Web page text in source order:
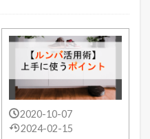
2020-10-07
2024-02-15